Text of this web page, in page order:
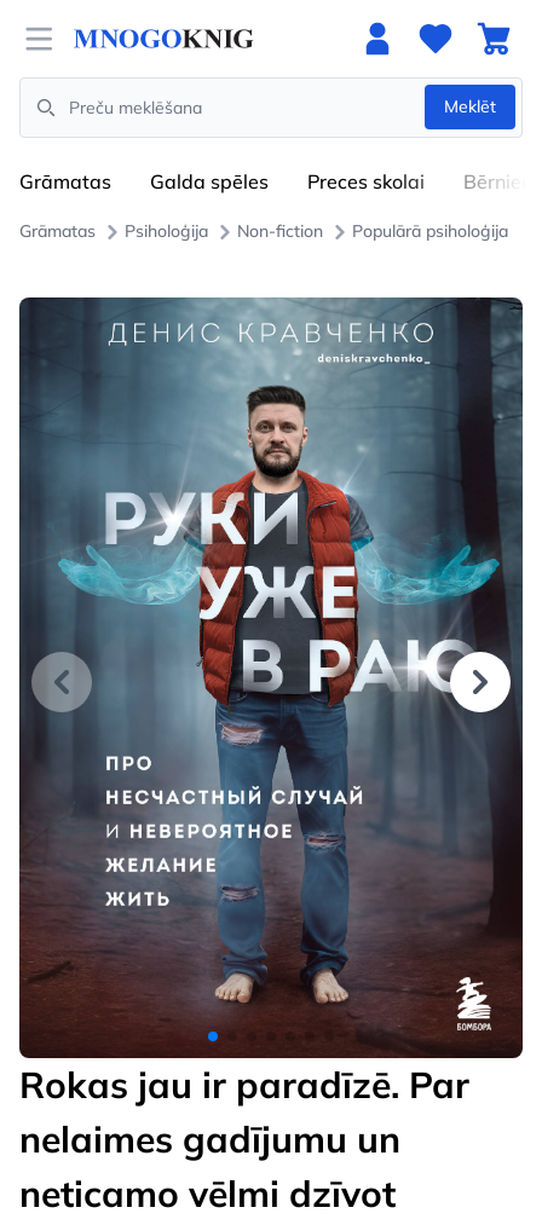
Open menu
Search
Meklēt
Grāmatas Galda spēles Preces skolai Bērniem
Grāmatas Psiholoģija Non-fiction Populārā psiholoģija
Rokas jau ir paradīzē. Par
nelaimes gadījumu un
neticamo vēlmi dzīvot